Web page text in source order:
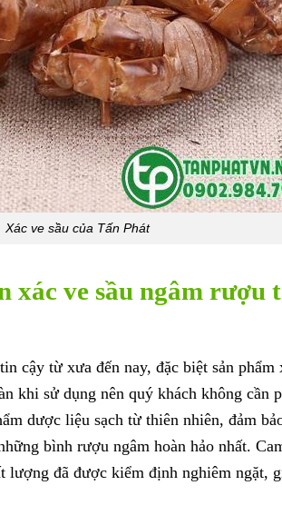
Xác ve sầu của Tấn Phát
xác ve sầu ngâm rượu
cậy từ xưa đến nay, đặc biệt sản phẩm
khi sử dụng nên quý khách không cần
dược liệu sạch từ thiên nhiên, đảm
bình rượu ngâm hoàn hảo nhất.
lượng đã được kiểm định nghiêm ngặt,